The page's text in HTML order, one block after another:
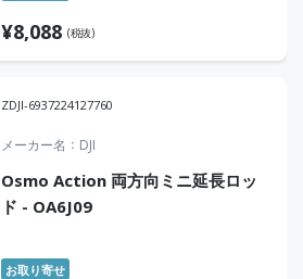
¥8,088 (税抜)
ZDJI-6937224127760
メーカー名 DJI
Osmo Action 両方向ミニ延長ロッ
ド - OA6J09
お取り寄せ